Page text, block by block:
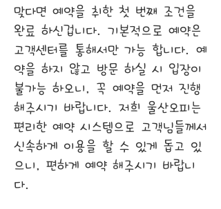
맞다면 예약을 취한 첫 번째 조건을
완료 하신겁니다. 기본적으로 예약은
고객센터를 통해서만 가능 합니다. 예
약을 하지 않고 방문 하실 시 입장이
불가능 하오니, 꼭 예약을 먼저 진행
해주시기 바랍니다. 저희 울산오피는
편리한 예약 시스템으로 고객님들께서
신속하게 이용을 할 수 있게 돕고 있
으니, 편하게 예약 해주시기 바랍니
다.